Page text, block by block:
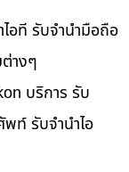
อที รับจำนำมือถือ
างๆ
บริการ รับ
ท์ รับจำนำไอ